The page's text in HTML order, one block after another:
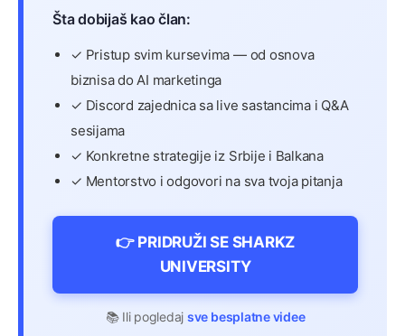
Šta dobijaš kao član:
✓ Pristup svim kursevima — od osnova
biznisa do AI marketinga
✓ Discord zajednica sa live sastancima i Q&A
sesijama
✓ Konkretne strategije iz Srbije i Balkana
✓ Mentorstvo i odgovori na sva tvoja pitanja
👉 PRIDRUŽI SE SHARKZ
UNIVERSITY
📚 Ili pogledaj sve besplatne videe